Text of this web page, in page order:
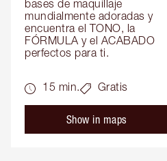
bases de maquillaje
mundialmente adoradas y
encuentra el TONO, la
FÓRMULA y el ACABADO
perfectos para ti.
15 min. Gratis
Show in maps